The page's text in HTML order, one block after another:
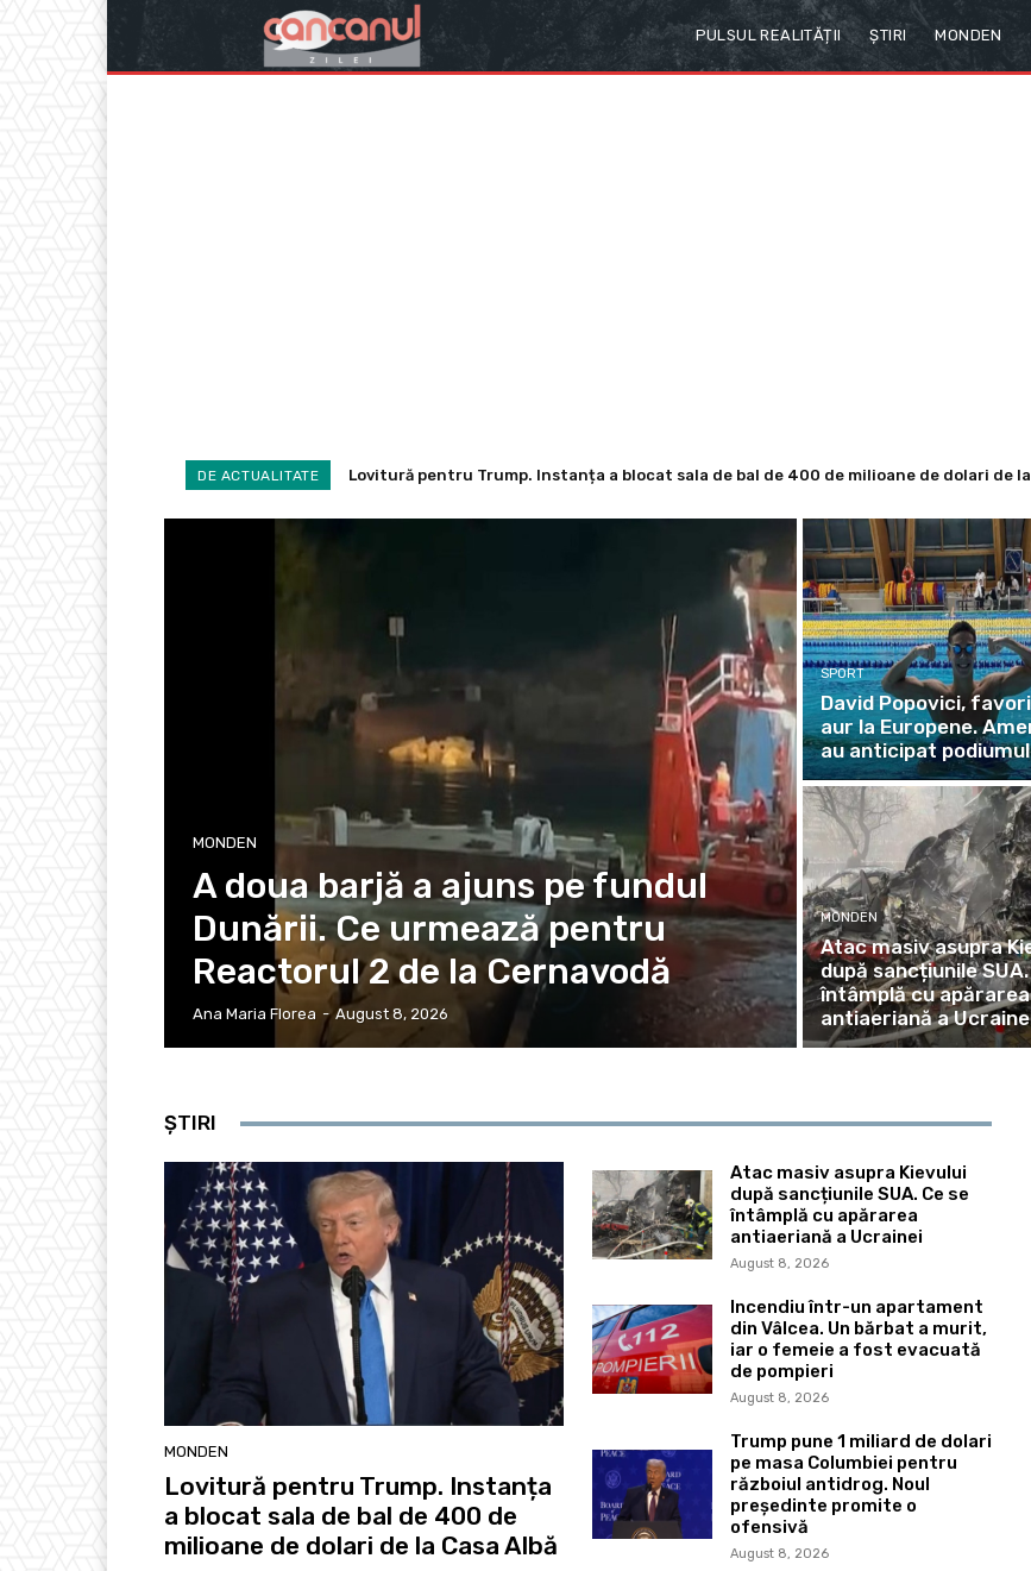
PULSUL REALITĂȚII ȘTIRI MONDEN
DE ACTUALITATE Lovitură pentru Trump. Instanța a blocat sala de bal de 400 de milioane de dolari de la
România își păstrează ratingul recomandat investițiilor. Un semnal pozitiv, dar și
MONDEN
A doua barjă a ajuns pe fundul
Dunării. Ce urmează pentru
Reactorul 2 de la Cernavodă
Ana Maria Florea - August 8, 2026
SPORT
David Popovici,
aur la Europene.
au anticipat podiumul
MONDEN
Atac masiv asupra
după sancțiunile
întâmplă cu apărarea
antiaeriană a
ȘTIRI
MONDEN
Lovitură pentru Trump. Instanța
a blocat sala de bal de 400 de
milioane de dolari de la Casa Albă
Atac masiv asupra Kievului
după sancțiunile SUA. Ce se
întâmplă cu apărarea
antiaeriană a Ucrainei
August 8, 2026
Incendiu într-un apartament
din Vâlcea. Un bărbat a murit,
iar o femeie a fost evacuată
de pompieri
August 8, 2026
Trump pune 1 miliard de dolari
pe masa Columbiei pentru
războiul antidrog. Noul
președinte promite o
ofensivă
August 8, 2026